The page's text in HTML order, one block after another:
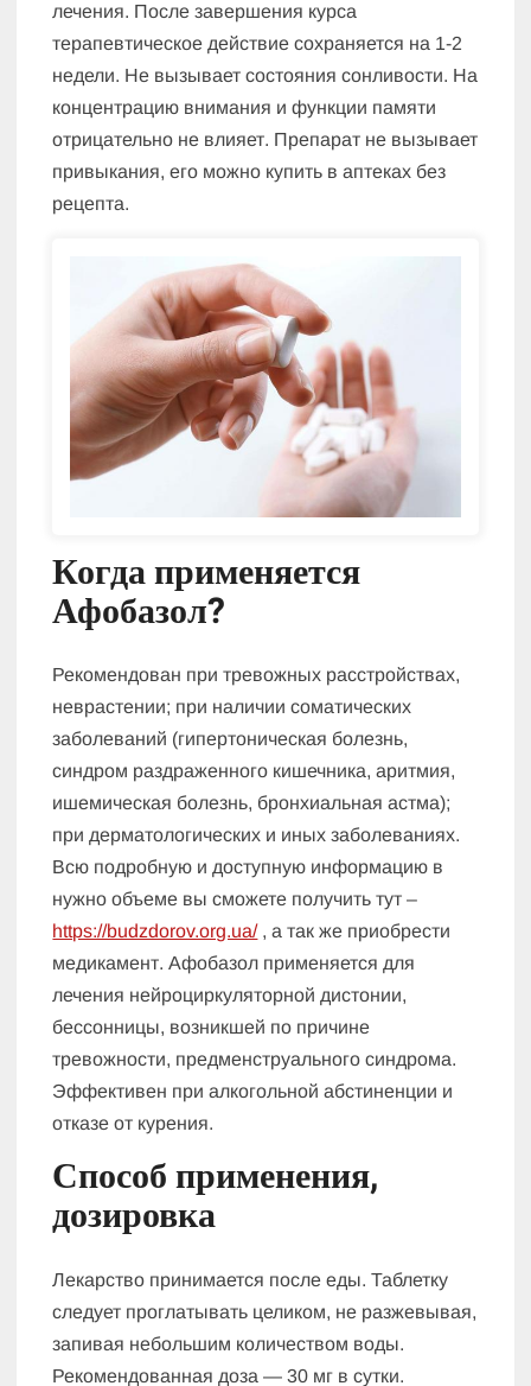
лечения. После завершения курса
терапевтическое действие сохраняется на 1-2
недели. Не вызывает состояния сонливости. На
концентрацию внимания и функции памяти
отрицательно не влияет. Препарат не вызывает
привыкания, его можно купить в аптеках без
рецепта.
Когда применяется
Афобазол?
Рекомендован при тревожных расстройствах,
неврастении; при наличии соматических
заболеваний (гипертоническая болезнь,
синдром раздраженного кишечника, аритмия,
ишемическая болезнь, бронхиальная астма);
при дерматологических и иных заболеваниях.
Всю подробную и доступную информацию в
нужно объеме вы сможете получить тут –
https://budzdorov.org.ua/, а так же приобрести
медикамент. Афобазол применяется для
лечения нейроциркуляторной дистонии,
бессонницы, возникшей по причине
тревожности, предменструального синдрома.
Эффективен при алкогольной абстиненции и
отказе от курения.
Способ применения,
дозировка
Лекарство принимается после еды. Таблетку
следует проглатывать целиком, не разжевывая,
запивая небольшим количеством воды.
Рекомендованная доза — 30 мг в сутки.